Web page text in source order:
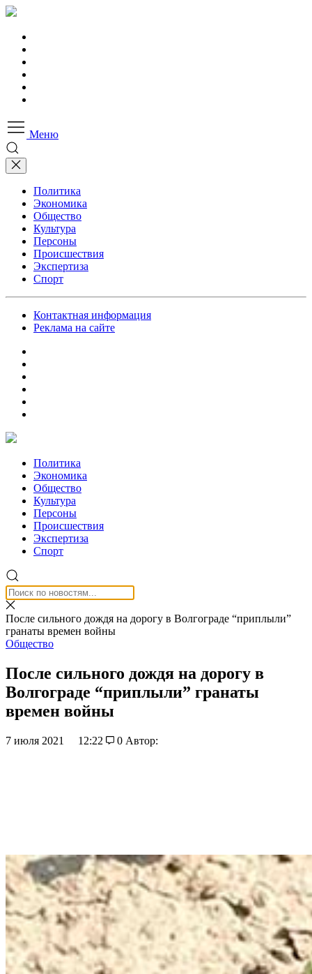
Меню
Политика
Экономика
Общество
Культура
Персоны
Происшествия
Экспертиза
Спорт
Контактная информация
Реклама на сайте
Политика
Экономика
Общество
Культура
Персоны
Происшествия
Экспертиза
Спорт
После сильного дождя на дорогу в Волгограде “приплыли”
гранаты времен войны
Общество
После сильного дождя на дорогу в
Волгограде “приплыли” гранаты
времен войны
7 июля 2021 12:22 0 Автор: